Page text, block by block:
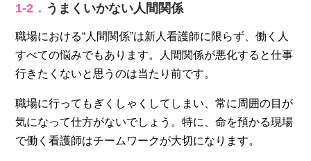
1‐2． うまくいかない人間関係
職場における“人間関係”は新人看護師に限らず、働く人
すべての悩みでもあります。人間関係が悪化すると仕事
行きたくないと思うのは当たり前です。
職場に行ってもぎくしゃくしてしまい、常に周囲の目が
気になって仕方がないでしょう。特に、命を預かる現場
で働く看護師はチームワークが大切になります。